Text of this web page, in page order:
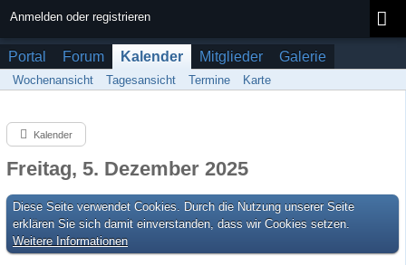
Anmelden oder registrieren
Portal Forum Kalender Mitglieder Galerie
Wochenansicht Tagesansicht Termine Karte
Kalender
Freitag, 5. Dezember 2025
Diese Seite verwendet Cookies. Durch die Nutzung unserer Seite
erklären Sie sich damit einverstanden, dass wir Cookies setzen.
Weitere Informationen